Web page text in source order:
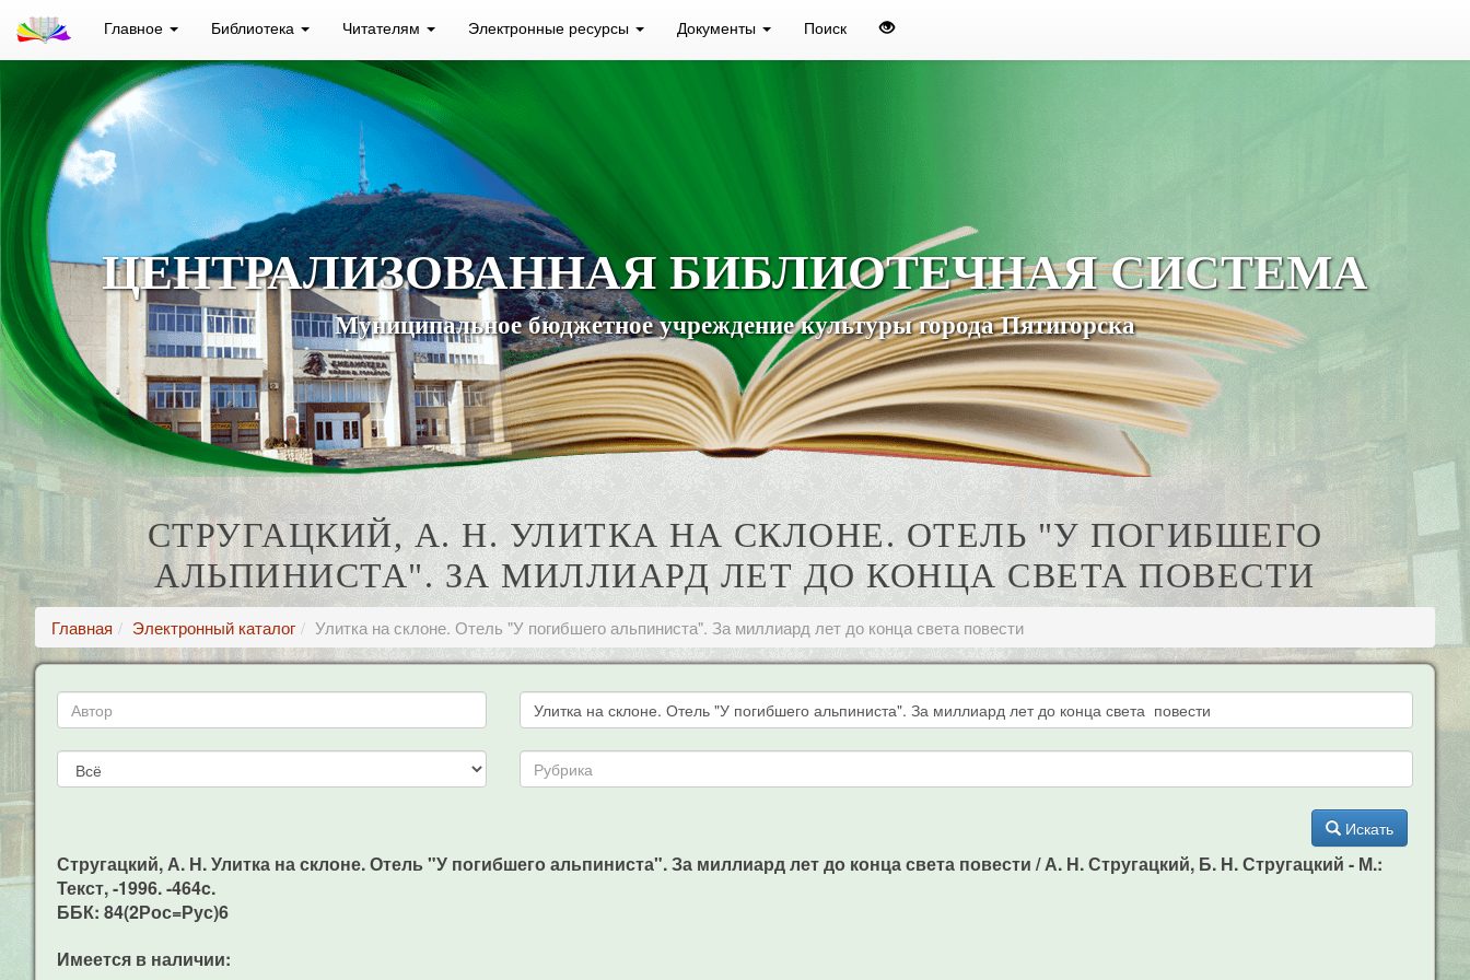
Главное Библиотека Читателям Электронные ресурсы Документы Поиск
ЦЕНТРАЛИЗОВАННАЯ БИБЛИОТЕЧНАЯ СИСТЕМА
Муниципальное бюджетное учреждение культуры города Пятигорска
СТРУГАЦКИЙ, А. Н. УЛИТКА НА СКЛОНЕ. ОТЕЛЬ "У ПОГИБШЕГО
АЛЬПИНИСТА". ЗА МИЛЛИАРД ЛЕТ ДО КОНЦА СВЕТА ПОВЕСТИ
Главная Электронный каталог Улитка на склоне. Отель "У погибшего альпиниста". За миллиард лет до конца света повести
Искать
Стругацкий, А. Н. Улитка на склоне. Отель "У погибшего альпиниста". За миллиард лет до конца света повести / А. Н. Стругацкий, Б. Н. Стругацкий - М.:
Текст, -1996. -464c.
ББК: 84(2Рос=Рус)6
Имеется в наличии: